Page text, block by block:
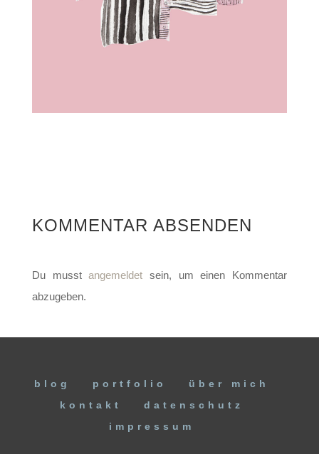
KOMMENTAR ABSENDEN
Du musstangemeldet sein, um einen Kommentar
abzugeben.
blog portfolio
über mich
kontakt
datenschutz
impressum